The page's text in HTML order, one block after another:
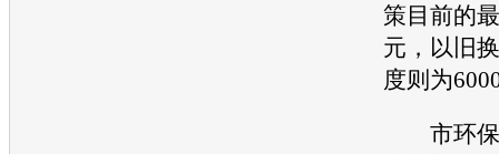
策目前的
元，以旧
度则为
市环保